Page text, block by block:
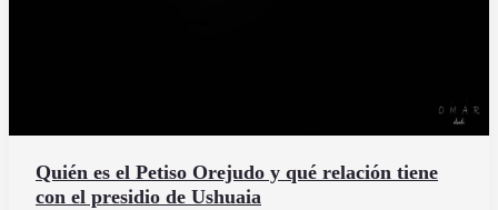
Quién es el Petiso Orejudo y qué relación tiene
con el presidio de Ushuaia